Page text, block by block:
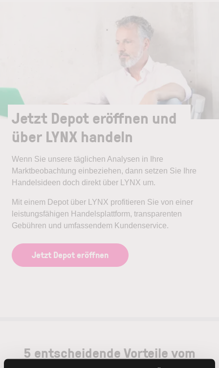
Jetzt Depot eröffnen und
über LYNX handeln
Wenn Sie unsere täglichen Analysen in Ihre
Marktbeobachtung einbeziehen, dann setzen Sie Ihre
Handelsideen doch direkt über LYNX um.
Mit einem Depot über LYNX profitieren Sie von einer
leistungsfähigen Handelsplattform, transparenten
Gebühren und umfassendem Kundenservice.
Jetzt Depot eröffnen
5 entscheidende Vorteile vom